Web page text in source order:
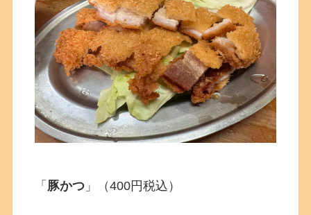
「 豚かつ 」（400円税込）